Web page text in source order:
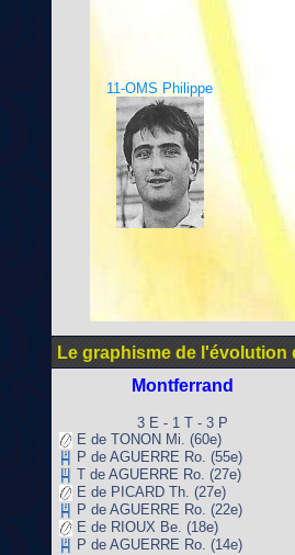
11-OMS Philippe
Le graphisme de l'évolution
Montferrand
3 E - 1 T - 3 P
E de TONON Mi. (60e)
P de AGUERRE Ro. (55e)
T de AGUERRE Ro. (27e)
E de PICARD Th. (27e)
P de AGUERRE Ro. (22e)
E de RIOUX Be. (18e)
P de AGUERRE Ro. (14e)